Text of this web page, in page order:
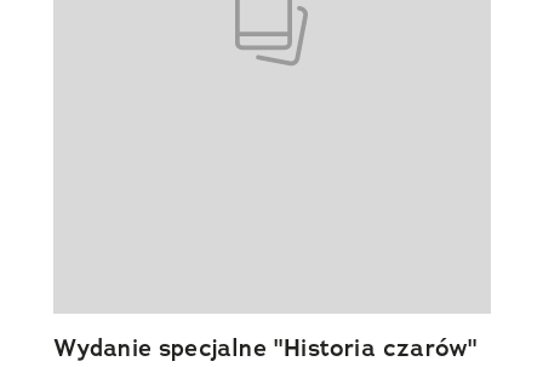
Wydanie specjalne "Historia czarów"